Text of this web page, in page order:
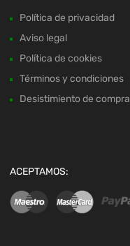
Política de privacidad
Aviso legal
Política de cookies
Términos y condiciones
Desistimiento de compra
ACEPTAMOS: